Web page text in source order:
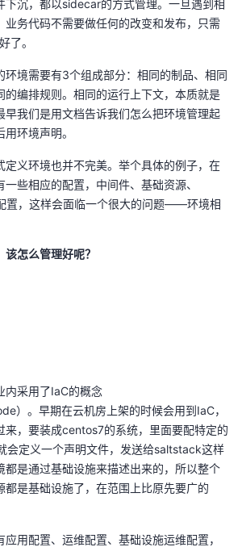
下沉，都以sidecar的方式管理。一旦遇到相
业务代码不需要做任何的改变和发布，只需
了。
环境需要有3个组成部分：相同的制品、相同
的编排规则。相同的运行上下文，本质就是
早我们是用文档告诉我们怎么把环境管理起
环境声明。
定义环境也并不完美。举个具体的例子，在
些相应的配置，中间件、基础资源、
置，这样会面临一个很大的问题——环境相
怎么管理好呢？
内采用了IaC的概念
）。早期在云机房上架的时候会用到IaC，
来，要装成centos7的系统，里面要配特定的
会定义一个声明文件，发送给saltstack这样
都是通过基础设施来描述出来的，所以整个
都是基础设施了，在范围上比原先要广的
用配置、运维配置、基础设施运维配置，